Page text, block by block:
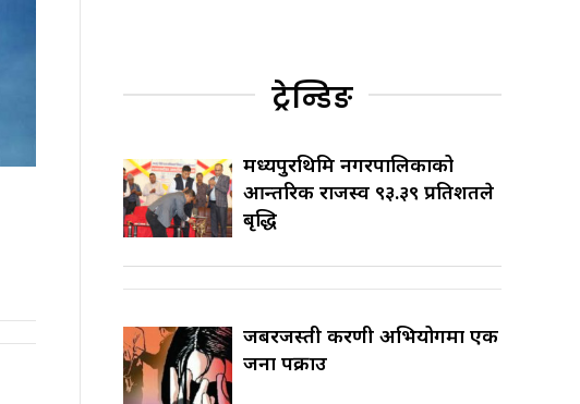
ट्रेन्डिङ
मध्यपुरथिमि नगरपालिकाको
आन्तरिक राजस्व ९३.३९ प्रतिशतले
बृद्धि
जबरजस्ती करणी अभियोगमा एक
जना पक्राउ